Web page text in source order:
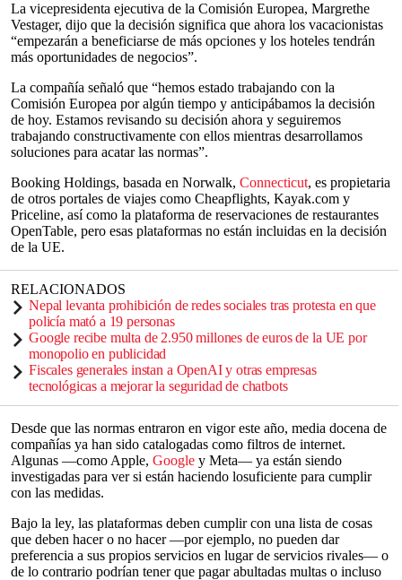
La vicepresidenta ejecutiva de la Comisión Europea, Margrethe
Vestager, dijo que la decisión significa que ahora los vacacionistas
“empezarán a beneficiarse de más opciones y los hoteles tendrán
más oportunidades de negocios”.
La compañía señaló que “hemos estado trabajando con la
Comisión Europea por algún tiempo y anticipábamos la decisión
de hoy. Estamos revisando su decisión ahora y seguiremos
trabajando constructivamente con ellos mientras desarrollamos
soluciones para acatar las normas”.
Booking Holdings, basada en Norwalk, Connecticut, es propietaria
de otros portales de viajes como Cheapflights, Kayak.com y
Priceline, así como la plataforma de reservaciones de restaurantes
OpenTable, pero esas plataformas no están incluidas en la decisión
de la UE.
RELACIONADOS
Nepal levanta prohibición de redes sociales tras protesta en que
policía mató a 19 personas
Google recibe multa de 2.950 millones de euros de la UE por
monopolio en publicidad
Fiscales generales instan a OpenAI y otras empresas
tecnológicas a mejorar la seguridad de chatbots
Desde que las normas entraron en vigor este año, media docena de
compañías ya han sido catalogadas como filtros de internet.
Algunas —como Apple, Google y Meta— ya están siendo
investigadas para ver si están haciendo losuficiente para cumplir
con las medidas.
Bajo la ley, las plataformas deben cumplir con una lista de cosas
que deben hacer o no hacer —por ejemplo, no pueden dar
preferencia a sus propios servicios en lugar de servicios rivales— o
de lo contrario podrían tener que pagar abultadas multas o incluso